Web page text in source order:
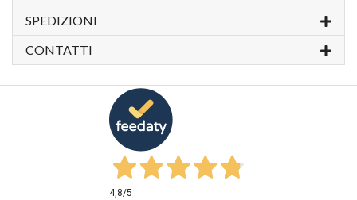
SPEDIZIONI
CONTATTI
4,8/5